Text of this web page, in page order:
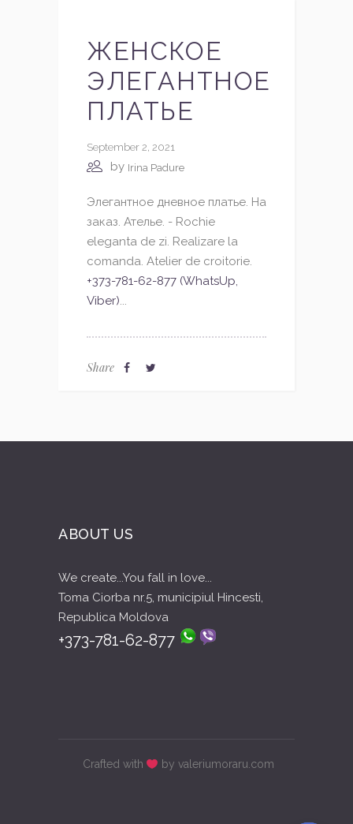
ЖЕНСКОЕ
ЭЛЕГАНТНОЕ
ПЛАТЬЕ
September 2, 2021
by Irina Padure
Элегантное дневное платье. На
заказ. Ателье. - Rochie
eleganta de zi. Realizare la
comanda. Atelier de croitorie.
+373-781-62-877 (WhatsUp,
Viber)
Share
ABOUT US
We create...You fall in love...
Toma Ciorba nr.5, municipiul Hincesti,
Republica Moldova
+373-781-62-877
Crafted with by valeriumoraru.com